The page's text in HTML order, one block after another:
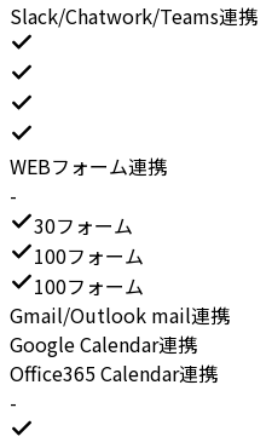
Slack/Chatwork/Teams連携
WEBフォーム連携
-
30フォーム
100フォーム
100フォーム
Gmail/Outlook mail連携
Google Calendar連携
Office365 Calendar連携
-